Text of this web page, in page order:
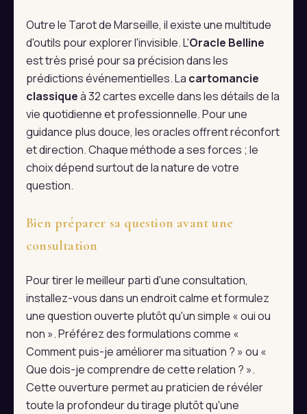
Outre le Tarot de Marseille, il existe une multitude
d'outils pour explorer l'invisible. L'Oracle Belline
est très prisé pour sa précision dans les
prédictions événementielles. La cartomancie
classiqueà 32 cartes excelle dans les détails de la
vie quotidienne et professionnelle. Pour une
guidance plus douce, les oracles offrent réconfort
et direction. Chaque méthode a ses forces ; le
choix dépend surtout de la nature de votre
question.
Bien préparer sa question avant une
consultation
Pour tirer le meilleur parti d'une consultation,
installez-vous dans un endroit calme et formulez
une question ouverte plutôt qu'un simple « oui ou
non ». Préférez des formulations comme «
Comment puis-je améliorer ma situation ? » ou «
Que dois-je comprendre de cette relation ? ».
Cette ouverture permet au praticien de révéler
toute la profondeur du tirage plutôt qu'une